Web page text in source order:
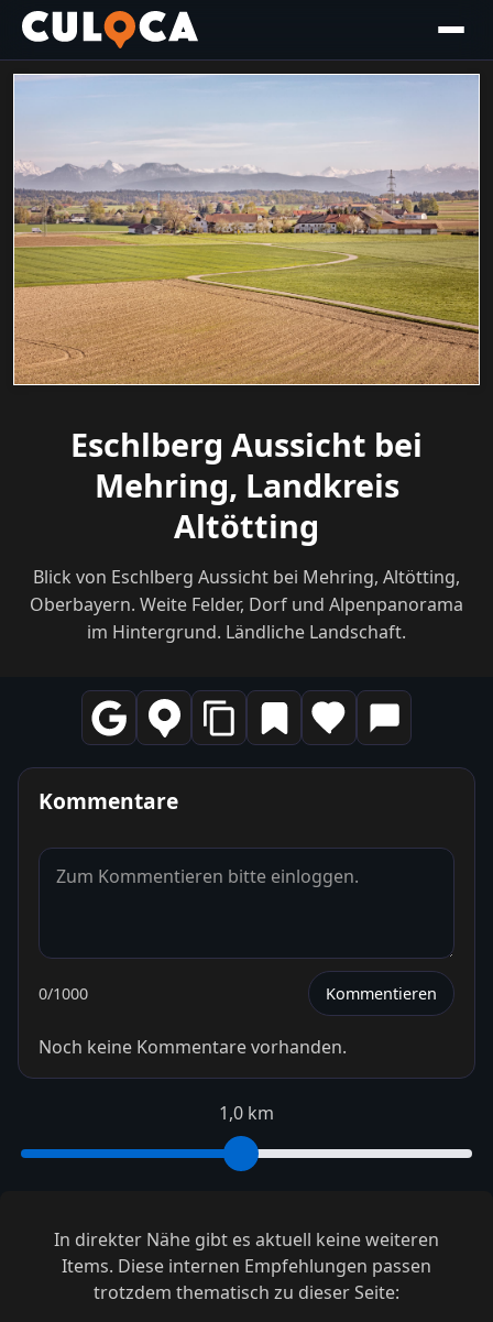
Eschlberg Aussicht bei
Mehring, Landkreis
Altötting
Blick von Eschlberg Aussicht bei Mehring, Altötting,
Oberbayern. Weite Felder, Dorf und Alpenpanorama
im Hintergrund. Ländliche Landschaft.
Kommentare
0/1000 Kommentieren
Noch keine Kommentare vorhanden.
1,0 km
In direkter Nähe gibt es aktuell keine weiteren
Items. Diese internen Empfehlungen passen
trotzdem thematisch zu dieser Seite: